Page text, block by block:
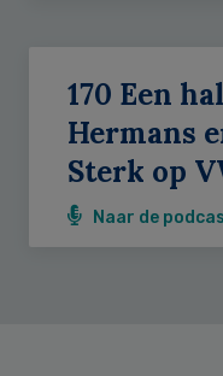
170 Een
Hermans
Sterk op
Naar de